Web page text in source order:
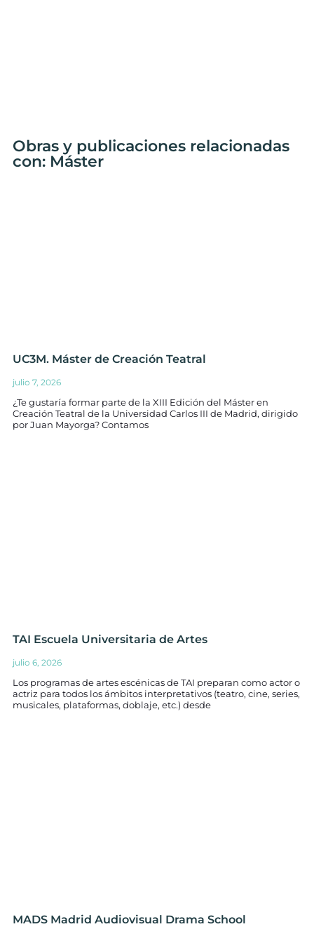
Obras y publicaciones relacionadas
con: Máster
UC3M. Máster de Creación Teatral
julio 7, 2026
¿Te gustaría formar parte de la XIII Edición del Máster en
Creación Teatral de la Universidad Carlos III de Madrid, dirigido
por Juan Mayorga? Contamos
TAI Escuela Universitaria de Artes
julio 6, 2026
Los programas de artes escénicas de TAI preparan como actor o
actriz para todos los ámbitos interpretativos (teatro, cine, series,
musicales, plataformas, doblaje, etc.) desde
MADS Madrid Audiovisual Drama School